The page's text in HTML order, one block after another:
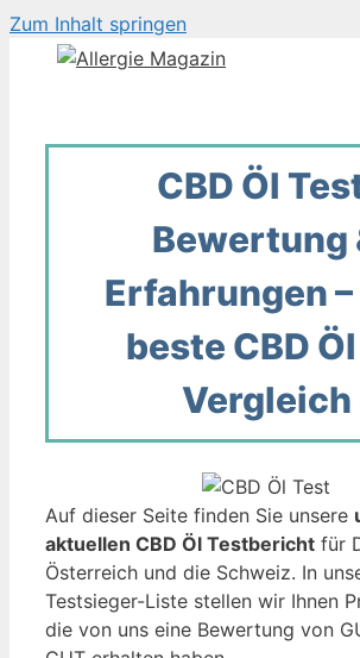
Zum Inhalt springen
CBD Öl
Bewertung
Erfahrungen –
beste CBD
Vergleich
Auf dieser Seite finden Sie unsere
aktuellen CBD Öl Testbericht für
Österreich und die Schweiz. In
Testsieger-Liste stellen wir Ihnen
die von uns eine Bewertung von